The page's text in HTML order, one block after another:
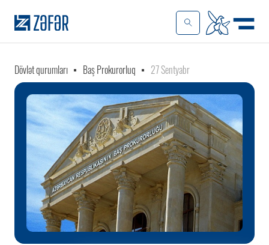
Dövlət qurumları Baş Prokurorluq 27 Sentyabr